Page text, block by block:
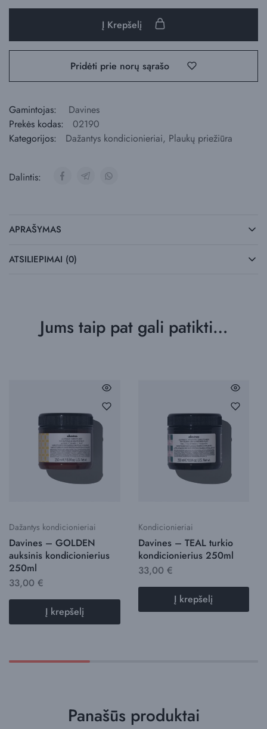
Į Krepšelį
Pridėti prie norų sąrašo
Gamintojas:
Davines
Prekės kodas:
02190
Kategorijos:
Dažantys kondicionieriai, Plaukų priežiūra
Dalintis:
APRAŠYMAS
ATSILIEPIMAI (0)
Jums taip pat gali patikti…
Dažantys kondicionieriai
Davines – GOLDEN
auksinis kondicionierius
250ml
33,00 €
Į krepšelį
Kondicionieriai
Davines – TEAL turkio
kondicionierius 250ml
33,00 €
Į krepšelį
Panašūs produktai